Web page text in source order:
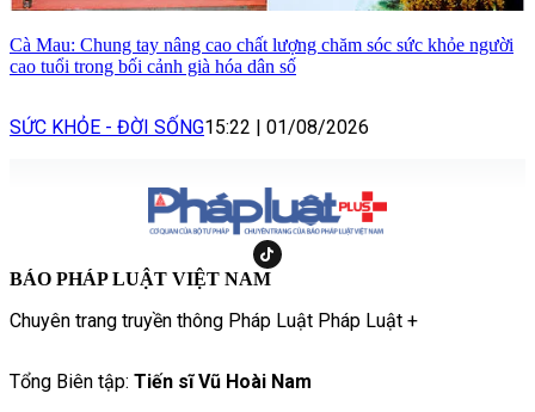
Cà Mau: Chung tay nâng cao chất lượng chăm sóc sức khỏe người
cao tuổi trong bối cảnh già hóa dân số
SỨC KHỎE - ĐỜI SỐNG15:22 01/08/2026
BÁO PHÁP LUẬT VIỆT NAM
Chuyên trang truyền thông Pháp Luật Pháp Luật +
Tổng Biên tập: Tiến sĩ Vũ Hoài Nam